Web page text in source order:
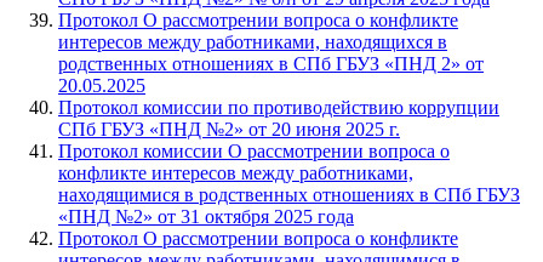
Протокол О рассмотрении вопроса о конфликте
интересов между работниками, находящихся в
родственных отношениях в СПб ГБУЗ «ПНД 2» от
20.05.2025
Протокол комиссии по противодействию коррупции
СПб ГБУЗ «ПНД №2» от 20 июня 2025 г.
Протокол комиссии О рассмотрении вопроса о
конфликте интересов между работниками,
находящимися в родственных отношениях в СПб ГБУЗ
«ПНД №2» от 31 октября 2025 года
Протокол О рассмотрении вопроса о конфликте